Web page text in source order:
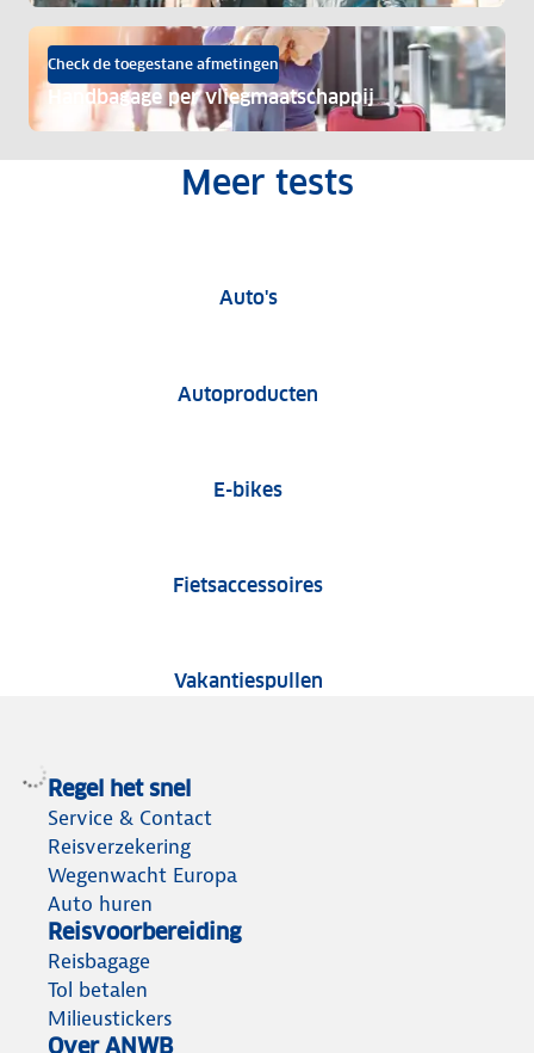
Check de toegestane afmetingen
Handbagage per vliegmaatschappij
Meer tests
Auto'sAuto tests
Autoproducten
E-bikesE-bike tests
FietsaccessoiresFietsaccessoire tests
VakantiespullenTests van
Regel het snel
Service & Contact
Reisverzekering
Wegenwacht Europa
Auto huren
Reisvoorbereiding
Reisbagage
Tol betalen
Milieustickers
Over ANWB